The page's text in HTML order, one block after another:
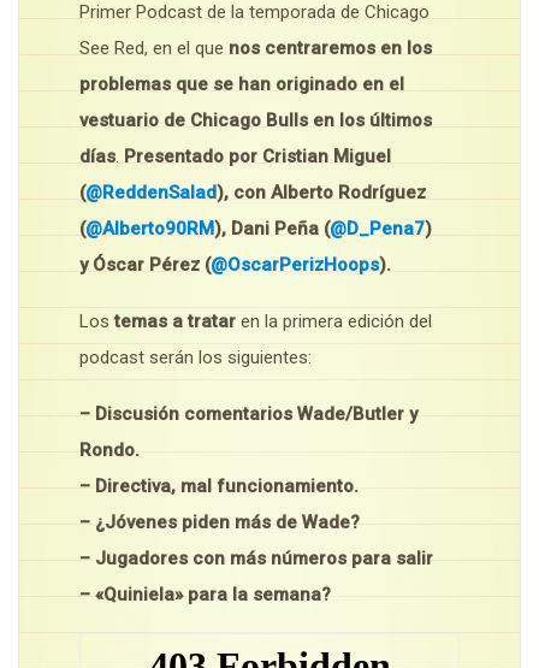
Primer Podcast de la temporada de Chicago
See Red, en el que nos centraremos en los
problemas que se han originado en el
vestuario de Chicago Bulls en los últimos
días. Presentado por Cristian Miguel
(@ReddenSalad), con Alberto Rodríguez
(@Alberto90RM), Dani Peña (@D_Pena7)
y Óscar Pérez (@OscarPerizHoops).
Los temas a tratar en la primera edición del
podcast serán los siguientes:
– Discusión comentarios Wade/Butler y
Rondo.
– Directiva, mal funcionamiento.
– ¿Jóvenes piden más de Wade?
– Jugadores con más números para salir
– «Quiniela» para la semana?